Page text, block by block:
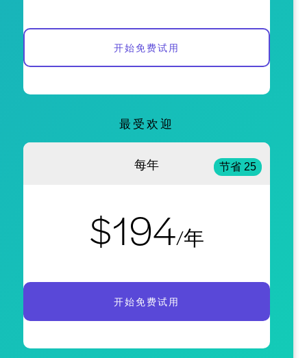
开始免费试用
最受欢迎
每年 节省 25
$194/年
开始免费试用